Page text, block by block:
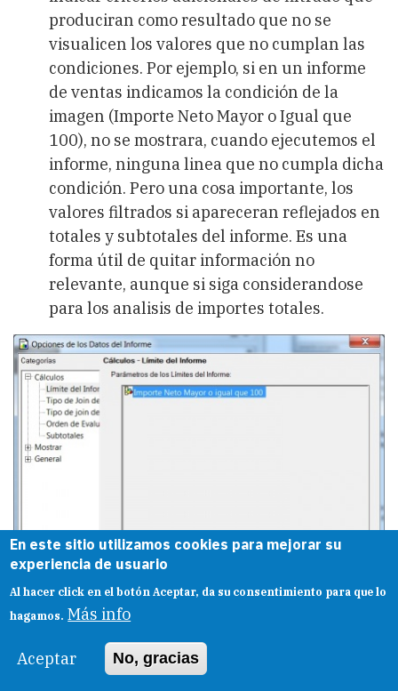
produciran como resultado que no se
visualicen los valores que no cumplan las
condiciones. Por ejemplo, si en un informe
de ventas indicamos la condición de la
imagen (Importe Neto Mayor o Igual que
100), no se mostrara, cuando ejecutemos el
informe, ninguna linea que no cumpla dicha
condición. Pero una cosa importante, los
valores filtrados si apareceran reflejados en
totales y subtotales del informe. Es una
forma útil de quitar información no
relevante, aunque si siga considerandose
para los analisis de importes totales.
define en la sección del informe
En este sitio utilizamos cookies para mejorar su
experiencia de usuario
Al hacer click en el botón Aceptar, da su consentimiento para que lo
hagamos. Más info
Aceptar No, gracias